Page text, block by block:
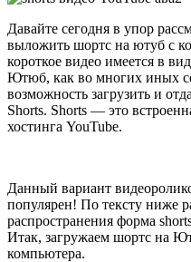
Давайте сегодня в упор
выложить шортс на ютуб с
короткое видео имеется в
Ютюб, как во многих иных
возможность загрузить и
Shorts. Shorts — это
хостинга YouTube.
Данный вариант
популярен! По тексту ниже
распространения форма
Итак, загружаем шортс на
компьютера.